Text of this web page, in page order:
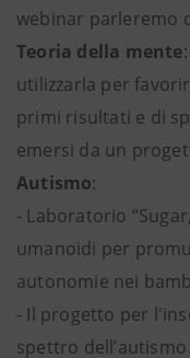
webinar parleremo
Teoria della mente
utilizzarla per
primi risultati e di
emersi da un
Autismo:
- Laboratorio
umanoidi per
autonomie nei
- Il progetto per
spettro